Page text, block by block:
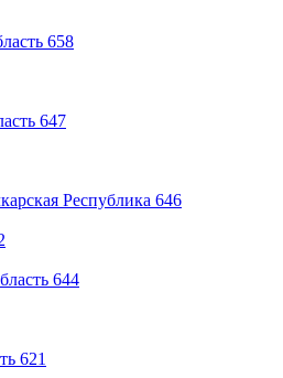
658
647
Республика 646
644
621